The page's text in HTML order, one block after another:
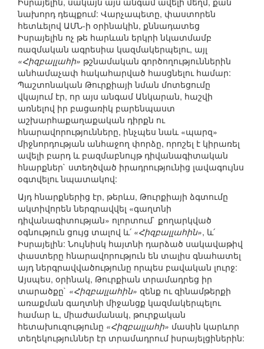
նախորդ դեպքում: Վարչապետը, փաստորեն
հետևելով ԱՄՆ-ի օրինակին, քննադատեց
Իսրայելին ոչ թե հարևան երկրի նկատմամբ
ռազմական ագրեսիա կազմակերպելու, այլ
«Հիզբալլահի» թշնամական գործողություններին
անհամաչափ հակահարված հասցնելու համար:
Պաշտոնական Թուրքիայի նման մոտեցումը
վկայում էր, որ այս անգամ Անկարան, հաշվի
առնելով իր բացառիկ բարենպաստ
աշխարհաքաղաքական դիրքն ու
հնարավորությունները, ինչպես նաև «պարզ»
միջնորդության անհաջող փորձը, որոշել է կիրառել
ավելի բարդ և բազմաբնույթ դիվանագիտական
հնարքներ` ստեղծված իրադրությունից լավագույնս
օգտվելու նպատակով:
Այդ հնարքներից էր, թերևս, Թուրքիայի ձգտումը
ակտիվորեն ներգրավվել «գաղտնի
դիվանագիտության» ոլորտում` քողարկված
օգնություն ցույց տալով և՛ «Հիզբալլահին», և՛
Իսրայելին: Նույնիսկ հայտնի դարձած սակավաթիվ
փաստերը հնարավորություն են տալիս գնահատել
այդ ներգրավվածությունը որպես բավական լուրջ:
Այսպես, օրինակ, Թուրքիան տրամադրեց իր
տարածքը` «Հիզբալլահին» զենք ու զինամթերքի
առաքման գաղտնի միջանցք կազմակերպելու
համար և, միաժամանակ, թուրքական
հետախուզությունը «Հիզբալլահի» մասին կարևոր
տեղեկություններ էր տրամադրում իսրայելցիներին: